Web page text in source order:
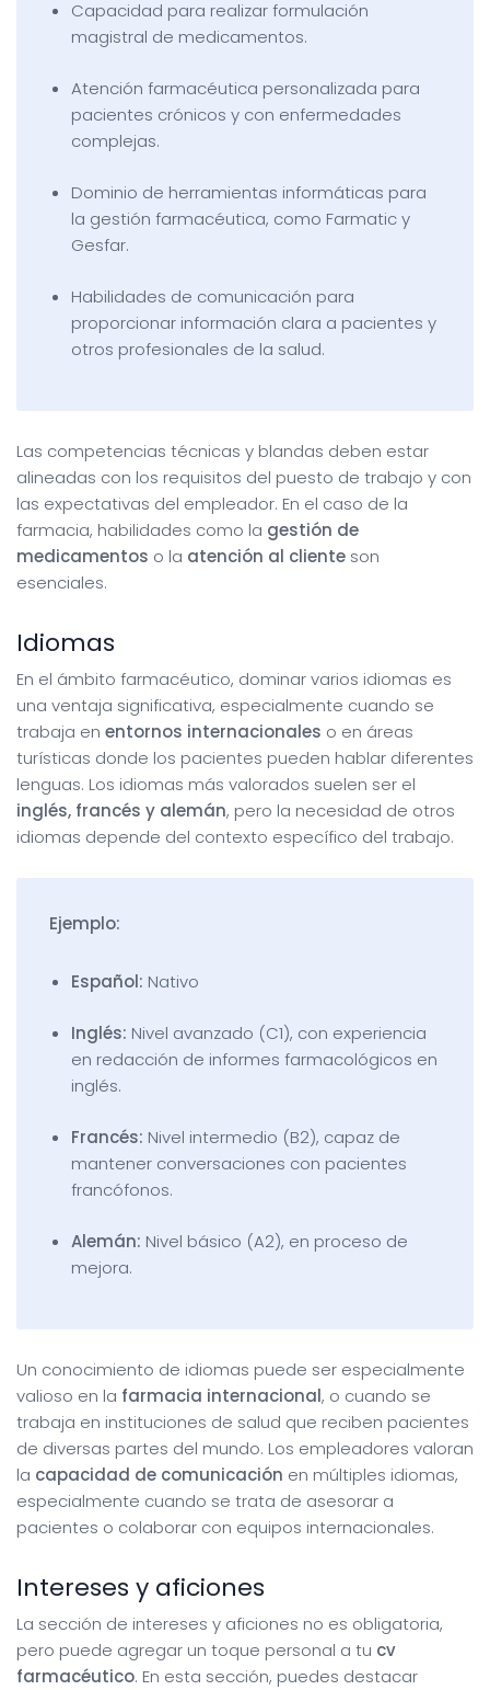
Capacidad para realizar formulación
magistral de medicamentos.
Atención farmacéutica personalizada para
pacientes crónicos y con enfermedades
complejas.
Dominio de herramientas informáticas para
la gestión farmacéutica, como Farmatic y
Gesfar.
Habilidades de comunicación para
proporcionar información clara a pacientes y
otros profesionales de la salud.
Las competencias técnicas y blandas deben estar
alineadas con los requisitos del puesto de trabajo y con
las expectativas del empleador. En el caso de la
farmacia, habilidades como la gestión de
medicamentos o la atención al cliente son
esenciales.
Idiomas
En el ámbito farmacéutico, dominar varios idiomas es
una ventaja significativa, especialmente cuando se
trabaja en entornos internacionales o en áreas
turísticas donde los pacientes pueden hablar diferentes
lenguas. Los idiomas más valorados suelen ser el
inglés, francés y alemán, pero la necesidad de otros
idiomas depende del contexto específico del trabajo.
Ejemplo:
Español: Nativo
Inglés: Nivel avanzado (C1), con experiencia
en redacción de informes farmacológicos en
inglés.
Francés: Nivel intermedio (B2), capaz de
mantener conversaciones con pacientes
francófonos.
Alemán: Nivel básico (A2), en proceso de
mejora.
Un conocimiento de idiomas puede ser especialmente
valioso en la farmacia internacional, o cuando se
trabaja en instituciones de salud que reciben pacientes
de diversas partes del mundo. Los empleadores valoran
la capacidad de comunicación en múltiples idiomas,
especialmente cuando se trata de asesorar a
pacientes o colaborar con equipos internacionales.
Intereses y aficiones
La sección de intereses y aficiones no es obligatoria,
pero puede agregar un toque personal a tu cv
farmacéutico. En esta sección, puedes destacar